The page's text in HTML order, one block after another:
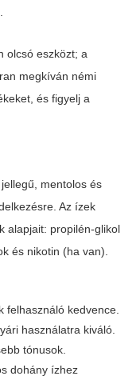
olcsó eszközt; a
megkíván némi
és figyelj a
mentolos és
Az ízek
alapjait: propilén-glikol
és nikotin (ha van).
felhasználó kedvence.
használatra kiváló.
tónusok.
dohány ízhez